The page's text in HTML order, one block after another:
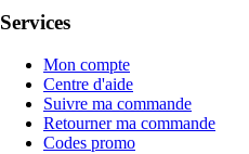
Services
Mon compte
Centre d'aide
Suivre ma commande
Retourner ma commande
Codes promo